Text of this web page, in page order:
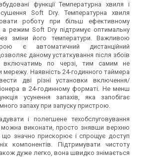
функції Температурна хвиля і
Soft Dry. Температурна хвиля
роботу при більш ефективному
а режим Soft Dry підтримує оптимальну
зміни його температури. Важливою
є автоматичний дистанційний
даному устаткування після збоїв
включатимь по черзі, тим самим не
Наявність 24-годинного таймера
дві різні установки включення/
в 24-годинному форматі. Не менш
усунення запахів, яка запобігає
запаху при запуску пристрою.
і полегшене техобслуговування
можна виконати, просто знявши верхню
значно прискорює і спрощує доступ
компонентів. Підтримувати чистоту
дуже легко, вона швидко знімається